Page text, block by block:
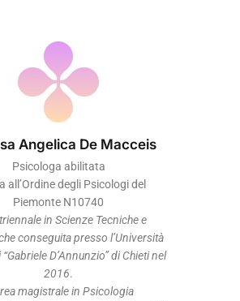
Angelica De Macceis
Psicologa abilitata
all’Ordine degli Psicologi del
Piemonte N10740
in Scienze Tecniche e
conseguita presso l’Università
D’Annunzio” di Chieti nel
2016.
magistrale in Psicologia